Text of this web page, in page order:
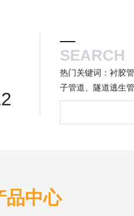
SEARCH
热门关键词：衬胶
子管道、隧道逃生
品中心